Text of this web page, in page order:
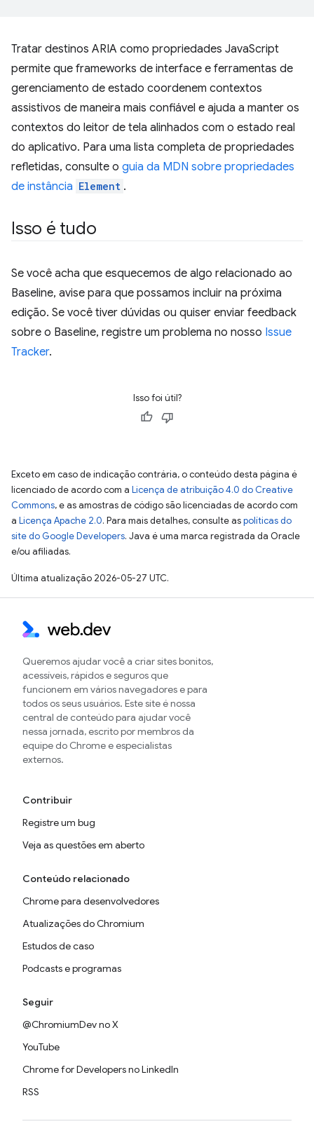
Tratar destinos ARIA como propriedades JavaScript
permite que frameworks de interface e ferramentas de
gerenciamento de estado coordenem contextos
assistivos de maneira mais confiável e ajuda a manter os
contextos do leitor de tela alinhados com o estado real
do aplicativo. Para uma lista completa de propriedades
refletidas, consulte o guia da MDN sobre propriedades
de instância Element .
Isso é tudo
Se você acha que esquecemos de algo relacionado ao
Baseline, avise para que possamos incluir na próxima
edição. Se você tiver dúvidas ou quiser enviar feedback
sobre o Baseline, registre um problema no nosso Issue
Tracker.
Isso foi útil?
Exceto em caso de indicação contrária, o conteúdo desta página é
licenciado de acordo com a Licença de atribuição 4.0 do Creative
Commons, e as amostras de código são licenciadas de acordo com
a Licença Apache 2.0. Para mais detalhes, consulte aspolíticas do
site do Google Developers. Java é uma marca registrada da Oracle
e/ou afiliadas.
Última atualização 2026-05-27 UTC.
Queremos ajudar você a criar sites bonitos,
acessíveis, rápidos e seguros que
funcionem em vários navegadores e para
todos os seus usuários. Este site é nossa
central de conteúdo para ajudar você
nessa jornada, escrito por membros da
equipe do Chrome e especialistas
externos.
Contribuir
Registre um bug
Veja as questões em aberto
Conteúdo relacionado
Chrome para desenvolvedores
Atualizações do Chromium
Estudos de caso
Podcasts e programas
Seguir
@ChromiumDev no X
YouTube
Chrome for Developers no LinkedIn
RSS